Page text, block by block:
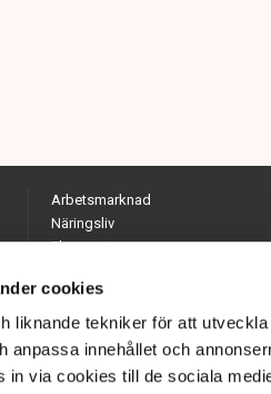
cookies
liknande tekniker för att
anpassa innehållet och
in via cookies till de sociala
Arbetsmarknad
Näringsliv
Ekonomi
Opinion
Hållbarhet
Utrikes
Quiz